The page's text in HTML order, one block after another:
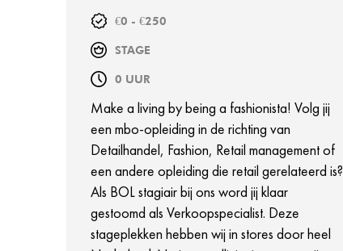
€0 - €250
STAGE
0 UUR
Make a living by being a fashionista! Volg jij
een mbo-opleiding in de richting van
Detailhandel, Fashion, Retail management of
een andere opleiding die retail gerelateerd is?
Als BOL stagiair bij ons word jij klaar
gestoomd als Verkoopspecialist. Deze
stageplekken hebben wij in stores door heel